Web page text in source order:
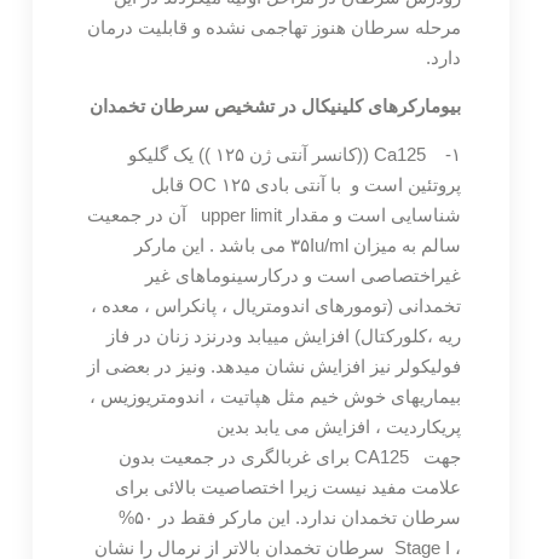
مرحله سرطان هنوز تهاجمی نشده و قابلیت درمان
دارد.
بیومارکرهای کلینیکال در تشخیص سرطان تخمدان
۱- Ca125 ((کانسر آنتی ژن ۱۲۵ )) یک گلیکو
پروتئین است و با آنتی بادی ۱۲۵ OC قابل
شناسایی است و مقدار upper limit آن در جمعیت
سالم به میزان ۳۵Iu/ml می باشد . این مارکر
غیراختصاصی است و درکارسینوماهای غیر
تخمدانی (تومورهای اندومتریال ، پانکراس ، معده ،
ریه ،کلورکتال) افزایش مییابد ودرنزد زنان در فاز
فولیکولر نیز افزایش نشان میدهد. ونیز در بعضی از
بیماریهای خوش خیم مثل هپاتیت ، اندومتریوزیس ،
پریکاردیت ، افزایش می یابد بدین
جهت CA125 برای غربالگری در جمعیت بدون
علامت مفید نیست زیرا اختصاصیت بالائی برای
سرطان تخمدان ندارد. این مارکر فقط در ۵۰%
، Stage I سرطان تخمدان بالاتر از نرمال را نشان